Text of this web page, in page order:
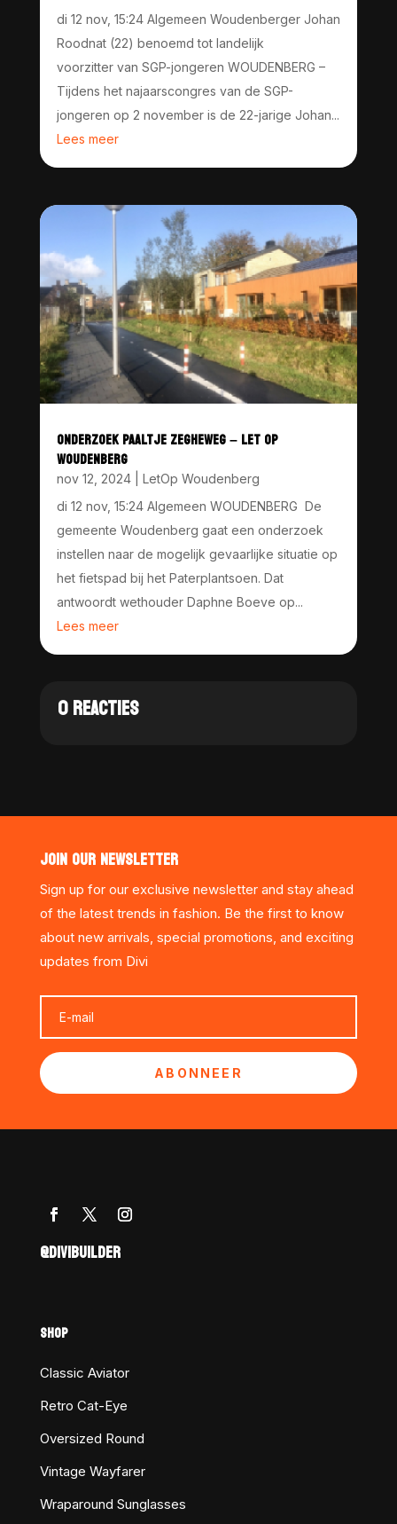
di 12 nov, 15:24 Algemeen Woudenberger Johan
Roodnat (22) benoemd tot landelijk
voorzitter van SGP-jongeren WOUDENBERG –
Tijdens het najaarscongres van de SGP-
jongeren op 2 november is de 22-jarige Johan...
Lees meer
ONDERZOEK PAALTJE ZEGHEWEG – LET OP
WOUDENBERG
nov 12, 2024| LetOp Woudenberg
di 12 nov, 15:24 Algemeen WOUDENBERG De
gemeente Woudenberg gaat een onderzoek
instellen naar de mogelijk gevaarlijke situatie op
het fietspad bij het Paterplantsoen. Dat
antwoordt wethouder Daphne Boeve op...
Lees meer
0 REACTIES
JOIN OUR NEWSLETTER
Sign up for our exclusive newsletter and stay ahead
of the latest trends in fashion. Be the first to know
about new arrivals, special promotions, and exciting
updates from Divi
ABONNEER
@DIVIBUILDER
SHOP
Classic Aviator
Retro Cat-Eye
Oversized Round
Vintage Wayfarer
Wraparound Sunglasses